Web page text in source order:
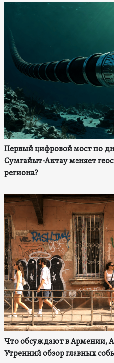
Первый цифровой мост по
Сумгайыт-Актау меняет
региона?
Что обсуждают в Армении,
Утренний обзор главных